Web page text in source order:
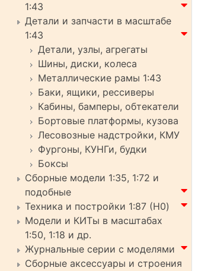
1:43
Детали и запчасти в масштабе
1:43
Детали, узлы, агрегаты
Шины, диски, колеса
Металлические рамы 1:43
Баки, ящики, рессиверы
Кабины, бамперы, обтекатели
Бортовые платформы, кузова
Лесовозные надстройки, КМУ
Фургоны, КУНГи, будки
Боксы
Сборные модели 1:35, 1:72 и
подобные
Техника и постройки 1:87 (H0)
Модели и КИТы в масштабах
1:50, 1:18 и др.
Журнальные серии с моделями
Сборные аксессуары и строения